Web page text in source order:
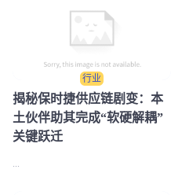
行业
​揭秘保时捷供应链剧变：本
土伙伴助其完成“软硬解耦”
关键跃迁